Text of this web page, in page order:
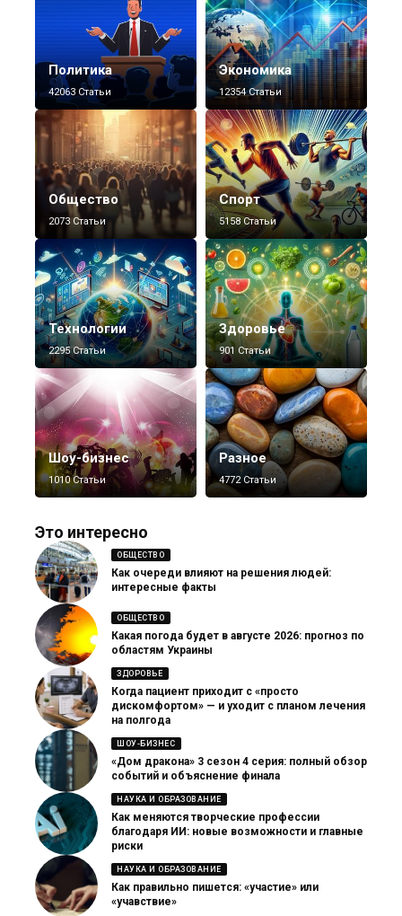
Политика
42063 Статьи
Экономика
12354 Статьи
Общество
2073 Статьи
Спорт
5158 Статьи
Технологии
2295 Статьи
Здоровье
901 Статьи
Шоу-бизнес
1010 Статьи
Разное
4772 Статьи
Это интересно
ОБЩЕСТВО
Как очереди влияют на решения людей:
интересные факты
ОБЩЕСТВО
Какая погода будет в августе 2026: прогноз по
областям Украины
ЗДОРОВЬЕ
Когда пациент приходит с «просто
дискомфортом» — и уходит с планом лечения
на полгода
ШОУ-БИЗНЕС
«Дом дракона» 3 сезон 4 серия: полный обзор
событий и объяснение финала
НАУКА И ОБРАЗОВАНИЕ
Как меняются творческие профессии
благодаря ИИ: новые возможности и главные
риски
НАУКА И ОБРАЗОВАНИЕ
Как правильно пишется: «участие» или
«учавствие»